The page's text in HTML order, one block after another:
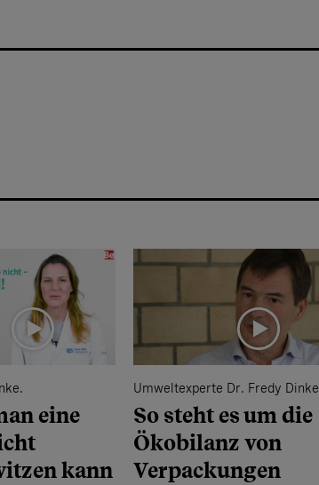
eine
kann
Umweltexperte Dr. Fredy Dinkel
So steht es um die
Ökobilanz von
Verpackungen